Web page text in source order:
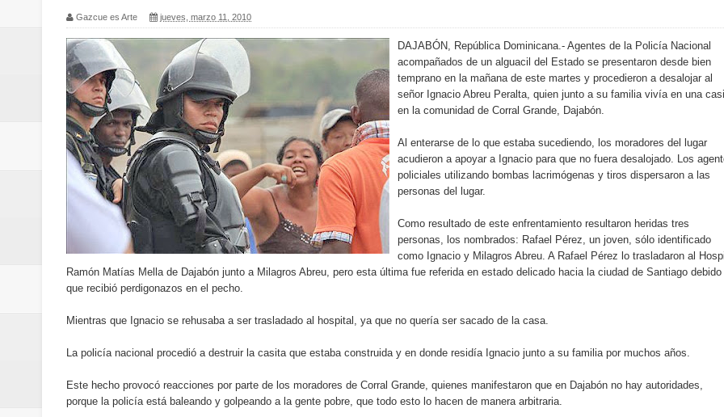
Humano Seguros inaugura nueva localidad de Oficina Regional Este en La Romana
Banreservas destina RD$5,000 millones para emprendedoras en la segunda edición del Summit
Sexappeal celebra 25 años de trayectoria artística con nuevo álbum, renovación de su equipo y
conmemorativos
Maridalia Hernández y El Canario se unen al regreso de Pavel Núñez y su “Bipolarband” a Hard
Domingo
Doctor Leonardo Aguilera afirma que Banreservas seguirá impulsando la seguridad alimentaria
del mapa del hambre
Banreservas y sus filiales realizan en Santiago el segundo Foro del Ahorro y la Inversión
Banreservas inaugura oficina en el Centro de Retención de Vehículos de Pedro Brand
SEPROI obtiene certificación ISO 37001 y se convierte en la primera empresa del sector con
Gazcue es Arte jueves, marzo 11, 2010
DAJABÓN, República Dominicana.- Agentes de la Policía Nacional
acompañados de un alguacil del Estado se presentaron desde bien
temprano en la mañana de este martes y procedieron a desalojar al
señor Ignacio Abreu Peralta, quien junto a su familia vivía en una
en la comunidad de Corral Grande, Dajabón.
Al enterarse de lo que estaba sucediendo, los moradores del lugar
acudieron a apoyar a Ignacio para que no fuera desalojado. Los
policiales utilizando bombas lacrimógenas y tiros dispersaron a las
personas del lugar.
Como resultado de este enfrentamiento resultaron heridas tres
personas, los nombrados: Rafael Pérez, un joven, sólo identificado
como Ignacio y Milagros Abreu. A Rafael Pérez lo trasladaron al
Ramón Matías Mella de Dajabón junto a Milagros Abreu, pero esta última fue referida en estado delicado hacia la ciudad de Santiago debido
que recibió perdigonazos en el pecho.
Mientras que Ignacio se rehusaba a ser trasladado al hospital, ya que no quería ser sacado de la casa.
La policía nacional procedió a destruir la casita que estaba construida y en donde residía Ignacio junto a su familia por muchos años.
Este hecho provocó reacciones por parte de los moradores de Corral Grande, quienes manifestaron que en Dajabón no hay autoridades,
porque la policía está baleando y golpeando a la gente pobre, que todo esto lo hacen de manera arbitraria.